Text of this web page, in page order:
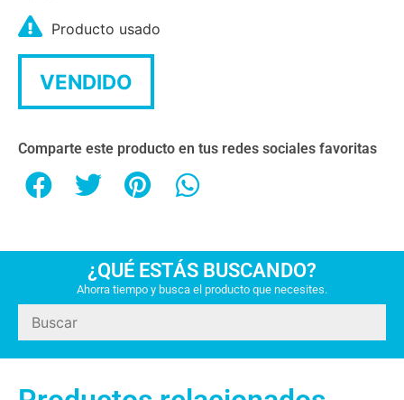
Producto usado
VENDIDO
Comparte este producto en tus redes sociales favoritas
¿QUÉ ESTÁS BUSCANDO?
Ahorra tiempo y busca el producto que necesites.